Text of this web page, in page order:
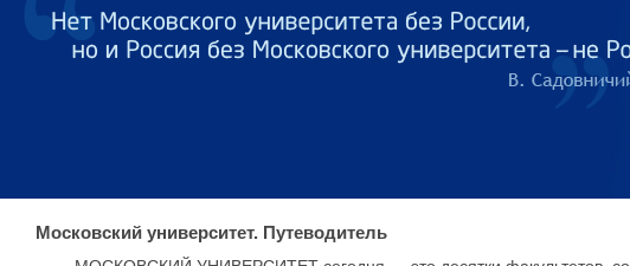
Московский университет. Путеводитель